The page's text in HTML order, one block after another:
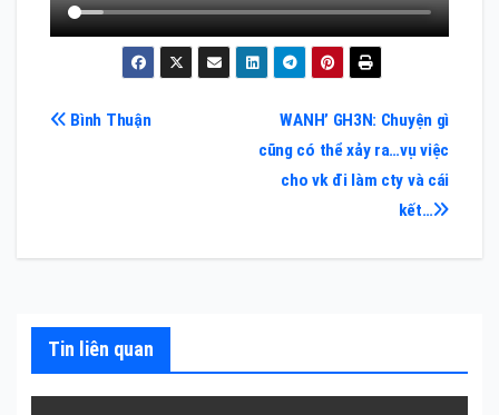
Điều
viết
WANH’ GH3N: Chuyện gì
cũng có thể xảy ra…vụ việc
cho vk đi làm cty và cái
kết…
Bình Thuận
Tin liên quan